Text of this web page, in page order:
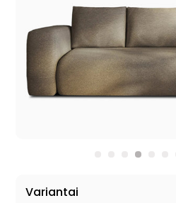
Variantai